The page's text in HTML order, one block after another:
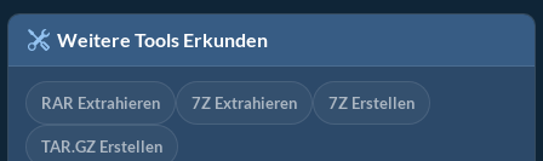
Weitere Tools Erkunden
RAR Extrahieren 7Z Extrahieren 7Z Erstellen
TAR.GZ Erstellen